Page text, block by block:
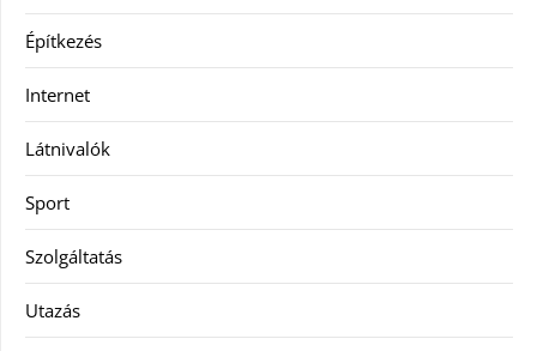
Építkezés
Internet
Látnivalók
Sport
Szolgáltatás
Utazás